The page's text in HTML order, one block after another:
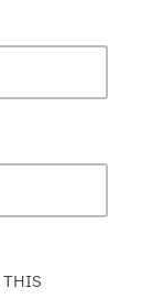
THIS